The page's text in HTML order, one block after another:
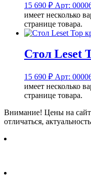
15 690 ₽ Арт:
имеет несколько
странице товара.
Стол Leset
15 690 ₽ Арт:
имеет несколько
странице товара.
Внимание! Цены на
отличаться,